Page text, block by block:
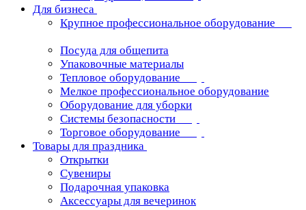
Для бизнеса
Крупное профессиональное оборудование
Посуда для общепита
Упаковочные материалы
Тепловое оборудование
Мелкое профессиональное оборудование
Оборудование для уборки
Системы безопасности
Торговое оборудование
Товары для праздника
Открытки
Сувениры
Подарочная упаковка
Аксессуары для вечеринок